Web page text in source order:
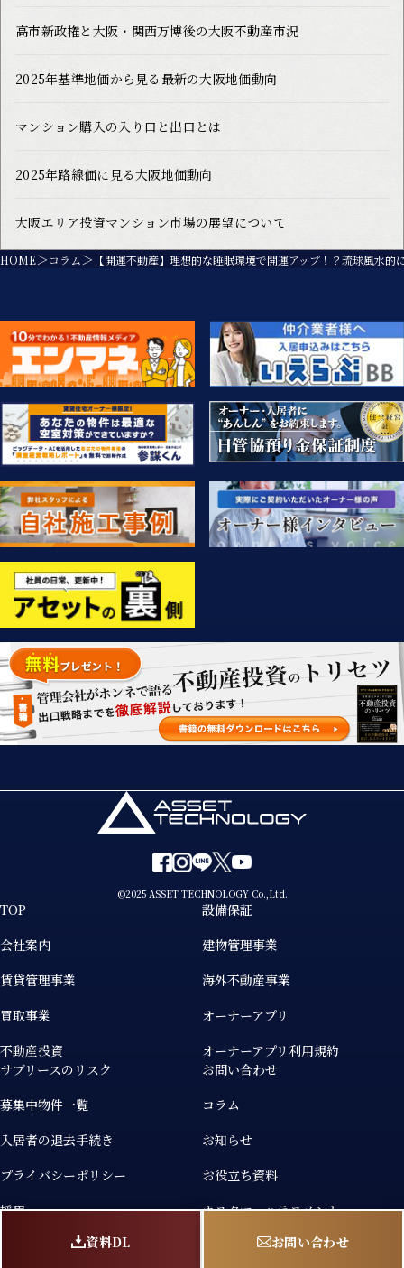
高市新政権と大阪・関西万博後の大阪不動産市況
2025年基準地価から見る最新の大阪地価動向
マンション購入の入り口と出口とは
2025年路線価に見る大阪地価動向
大阪エリア投資マンション市場の展望について
HOME コラム 【開運不動産】理想的な睡眠環境で開運アップ！？琉球風水的
©2025 ASSET TECHNOLOGY Co.,Ltd.
TOP
会社案内
賃貸管理事業
買取事業
不動産投資
設備保証
建物管理事業
海外不動産事業
オーナーアプリ
オーナーアプリ利用規約
サブリースのリスク
募集中物件一覧
入居者の退去手続き
プライバシーポリシー
採用
お問い合わせ
コラム
お知らせ
お役立ち資料
カスタマーハラスメント
資料DL お問い合わせ